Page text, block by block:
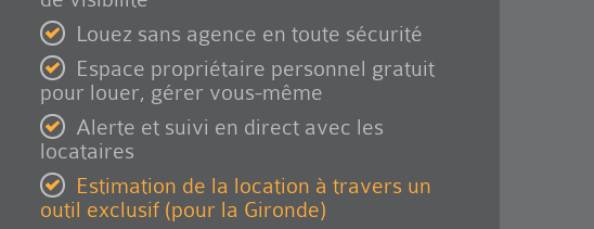
Louez sans agence en toute sécurité
Espace propriétaire personnel gratuit
pour louer, gérer vous-même
Alerte et suivi en direct avec les
locataires
Estimation de la location à travers un
outil exclusif (pour la Gironde)